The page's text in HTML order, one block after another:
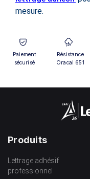
mesure.
Paiement
sécurisé
Résistance
Oracal 651
Produits
Lettrage adhésif
professionnel